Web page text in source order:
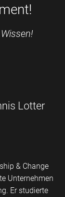
Lotter
& Change
Unternehmen
Er studierte